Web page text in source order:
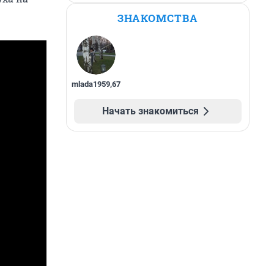
ЗНАКОМСТВА
mlada1959,67
Начать знакомиться